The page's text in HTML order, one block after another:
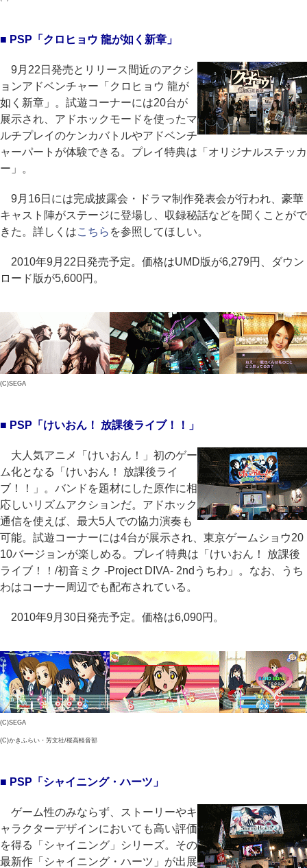
■ PSP「クロヒョウ 龍が如く新章」
9月22日発売とリリース間近のアクシ
ョンアドベンチャー「クロヒョウ 龍が
如く新章」。試遊コーナーには20台が
展示され、アドホックモードを使ったマ
ルチプレイのケンカバトルやアドベンチ
ャーパートが体験できる。プレイ特典は「オリジナルステッカ
ー」。
9月16日には完成披露会・ドラマ制作発表会が行われ、豪華
キャスト陣がステージに登場し、収録秘話などを聞くことがで
きた。詳しくはこちら を参照してほしい。
2010年9月22日発売予定。価格はUMD版が6,279円、ダウン
ロード版が5,600円。
(C)SEGA
■ PSP「けいおん！ 放課後ライブ！！」
大人気アニメ「けいおん！」初のゲー
ム化となる「けいおん！ 放課後ライ
ブ！！」。バンドを題材にした原作に相
応しいリズムアクションだ。アドホック
通信を使えば、最大5人での協力演奏も
可能。試遊コーナーには4台が展示され、東京ゲームショウ20
10バージョンが楽しめる。プレイ特典は「けいおん！ 放課後
ライブ！！/初音ミク -Project DIVA- 2ndうちわ」。なお、うち
わはコーナー周辺でも配布されている。
2010年9月30日発売予定。価格は6,090円。
(C)SEGA
(C)かきふらい・芳文社/桜高軽音部
■ PSP「シャイニング・ハーツ」
ゲーム性のみならず、ストーリーやキ
ャラクターデザインにおいても高い評価
を得る「シャイニング」シリーズ。その
最新作「シャイニング・ハーツ」が出展